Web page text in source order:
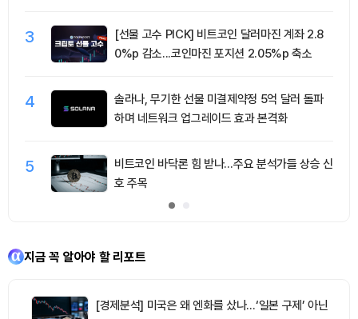
3
[선물 고수 PICK] 비트코인 달러마진 계좌 2.8
0%p 감소...코인마진 포지션 2.05%p 축소
4
솔라나, 무기한 선물 미결제약정 5억 달러 돌파
하며 네트워크 업그레이드 효과 본격화
5
비트코인 바닥론 힘 받나…주요 분석가들 상승 신
호 주목
지금 꼭 알아야 할 리포트
[경제분석] 미국은 왜 엔화를 샀나…‘일본 구제’ 아닌